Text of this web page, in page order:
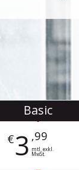
Basic
€
3 ,99
mtl. exkl.
MwSt.